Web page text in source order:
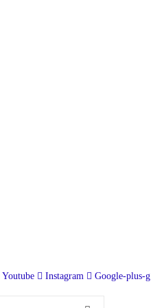
Youtube Instagram Google-plus-g